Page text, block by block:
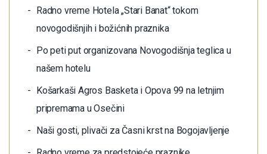
Radno vreme Hotela „Stari Banat“ tokom
novogodišnjih i božićnih praznika
Po peti put organizovana Novogodišnja teglica u
našem hotelu
Košarkaši Agros Basketa i Opova 99 na letnjim
pripremama u Osečini
Naši gosti, plivači za Časni krst na Bogojavljenje